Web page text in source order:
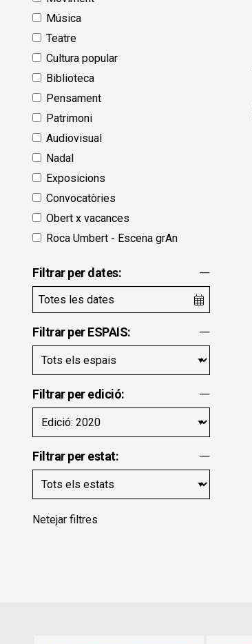
Música
Teatre
Cultura popular
Biblioteca
Pensament
Patrimoni
Audiovisual
Nadal
Exposicions
Convocatòries
Obert x vacances
Roca Umbert - Escena grAn
Filtrar per dates:
Filtrar per ESPAIS:
Filtrar per edició:
Filtrar per estat:
Netejar filtres